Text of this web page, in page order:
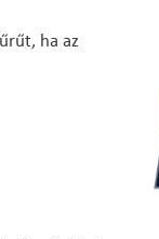
ha az